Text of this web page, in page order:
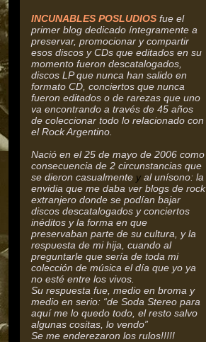
INCUNABLES POSLUDIOS fue el
primer blog dedicado íntegramente a
preservar, promocionar y compartir
esos discos y CDs que editados en su
momento fueron descatalogados,
discos LP que nunca han salido en
formato CD, conciertos que nunca
fueron editados o de rarezas que uno
va encontrando a través de 45 años
de coleccionar todo lo relacionado con
el Rock Argentino.
Nació en el 25 de mayo de 2006 como
consecuencia de 2 circunstancias que
se dieron casualmente yal unísono: la
envidia que me daba ver blogs de rock
extranjero donde se podían bajar
discos descatalogados y conciertos
inéditos y la forma en que
preservaban parte de su cultura, y la
respuesta de mi hija, cuando al
preguntarle que sería de toda mi
colección de música el día que yo ya
no esté entre los vivos.
Su respuesta fue, medio en broma y
medio en serio: “de Soda Stereo para
aquí me lo quedo todo, el resto salvo
algunas cositas, lo vendo”
Se me enderezaron los rulos!!!!!